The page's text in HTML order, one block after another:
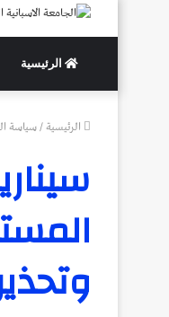
الرئيسية
الرئيسية/سياسة